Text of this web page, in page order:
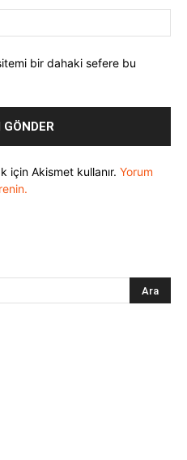
bir dahaki sefere bu
için Akismet kullanır. Yorum